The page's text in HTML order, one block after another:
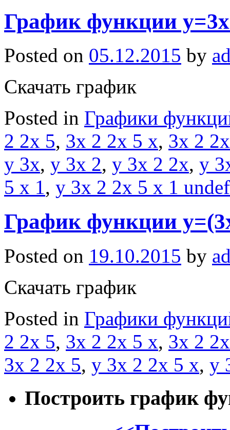
График функции
Posted on 05.12.2015 by
Скачать график
Posted in Графики
2 2x 5, 3x 2 2x 5 x, 3x 2
y 3x, y 3x 2, y 3x 2 2x, y
5 x 1, y 3x 2 2x 5 x 1
График функции
Posted on 19.10.2015 by
Скачать график
Posted in Графики
2 2x 5, 3x 2 2x 5 x, 3x 2
3x 2 2x 5, y 3x 2 2x 5 x, y
Построить график